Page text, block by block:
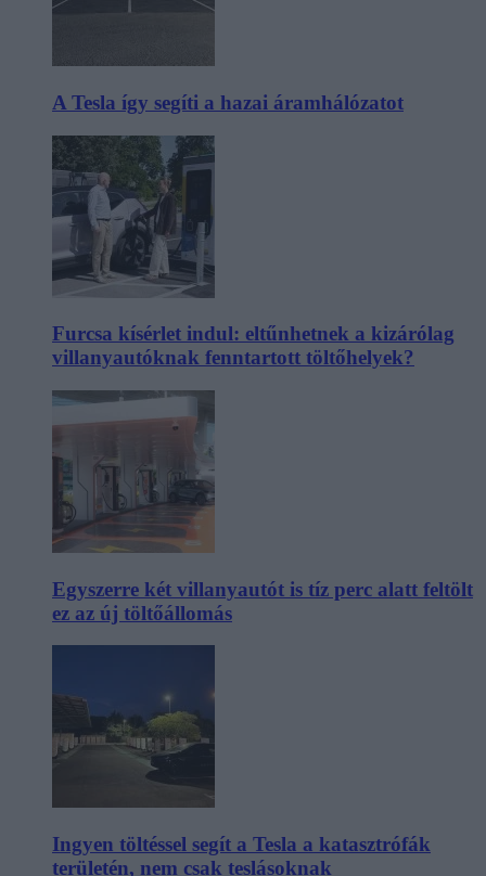
A Tesla így segíti a hazai áramhálózatot
Furcsa kísérlet indul: eltűnhetnek a kizárólag
villanyautóknak fenntartott töltőhelyek?
Egyszerre két villanyautót is tíz perc alatt feltölt
ez az új töltőállomás
Ingyen töltéssel segít a Tesla a katasztrófák
területén, nem csak teslásoknak